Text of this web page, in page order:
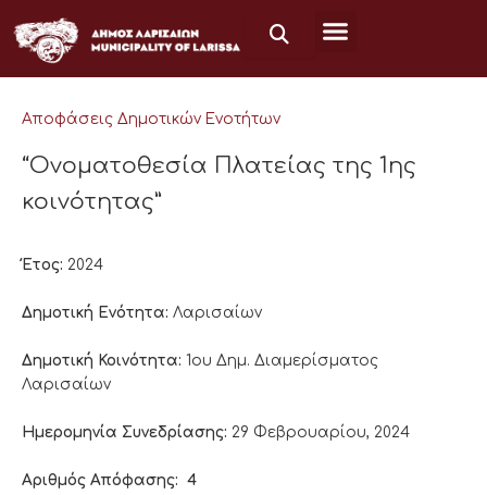
στο
περιεχόμενο
Αποφάσεις Δημοτικών Ενοτήτων
“Ονοματοθεσία Πλατείας της 1ης
κοινότητας”
Έτος: 2024
Δημοτική Ενότητα: Λαρισαίων
Δημοτική Κοινότητα: 1ου Δημ. Διαμερίσματος
Λαρισαίων
Ημερομηνία Συνεδρίασης: 29 Φεβρουαρίου, 2024
Αριθμός Απόφασης: 4